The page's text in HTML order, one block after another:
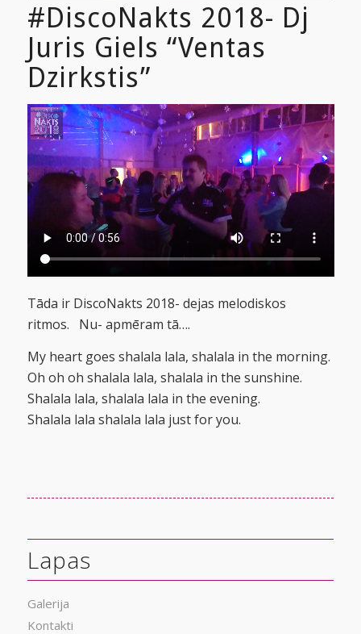
#DiscoNakts 2018- Dj
Juris Giels “Ventas
Dzirkstis”
Tāda ir DiscoNakts 2018- dejas melodiskos
ritmos. Nu- apmēram tā….
My heart goes shalala lala, shalala in the morning.
Oh oh oh shalala lala, shalala in the sunshine.
Shalala lala, shalala lala in the evening.
Shalala lala shalala lala just for you.
Lapas
Galerija
Kontakti